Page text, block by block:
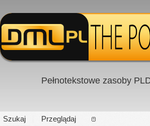
PL|EN
Pełnotekstowe zasoby
Szukaj
Przeglądaj